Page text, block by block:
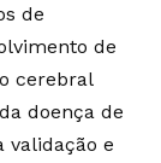
de
de
cerebral
doença de
validação e